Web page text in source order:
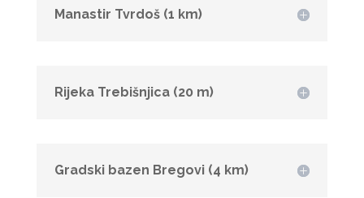
Manastir Tvrdoš (1 km)
Rijeka Trebišnjica (20 m)
Gradski bazen Bregovi (4 km)